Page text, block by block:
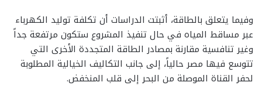
وفيما يتعلق بالطاقة، أثبتت الدراسات أن تكلفة توليد الكهرباء
عبر مساقط المياه في حال تنفيذ المشروع ستكون مرتفعة جداً
وغير تنافسية مقارنة بمصادر الطاقة المتجددة الأخرى التي
تتوسع فيها مصر حالياً، إلى جانب التكاليف الخيالية المطلوبة
لحفر القناة الموصلة من البحر إلى قلب المنخفض.